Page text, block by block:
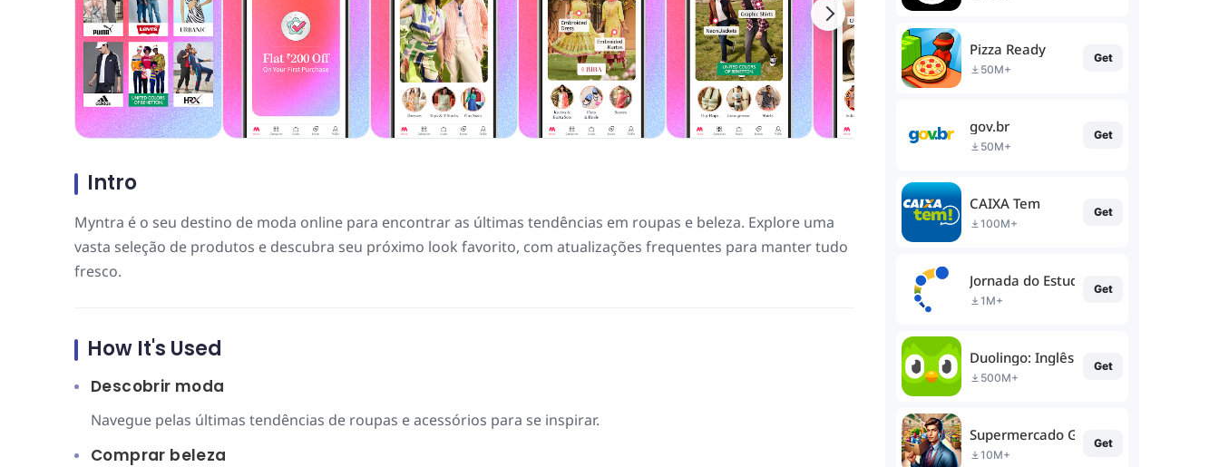
Intro
Myntra é o seu destino de moda online para encontrar as últimas tendências em roupas e beleza. Explore uma
vasta seleção de produtos e descubra seu próximo look favorito, com atualizações frequentes para manter tudo
fresco.
How It's Used
Descobrir moda
Navegue pelas últimas tendências de roupas e acessórios para se inspirar.
Comprar beleza
Pizza Ready
50M+
Get
gov.br
50M+
Get
CAIXA Tem
100M+
Get
Jornada do Estudante
1M+
Get
Duolingo: Inglês e muito mais!
500M+
Get
Supermercado Gerente Simulador
10M+
Get